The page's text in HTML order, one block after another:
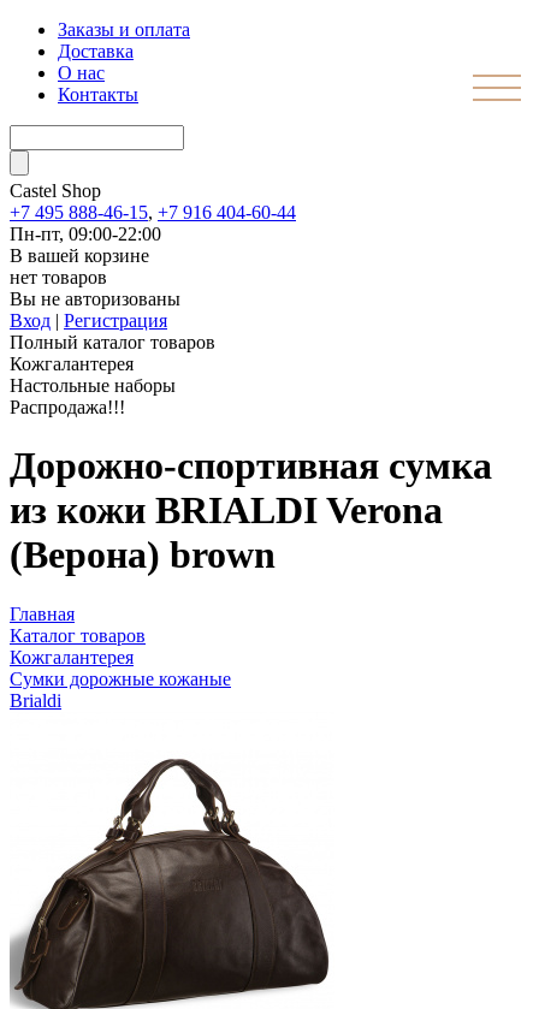
Заказы и оплата
Доставка
О нас
Контакты
Castel Shop
+7 495 888-46-15, +7 916 404-60-44
Пн-пт, 09:00-22:00
В вашей корзине
нет товаров
Вы не авторизованы
Вход | Регистрация
Полный каталог товаров
Кожгалантерея
Настольные наборы
Распродажа!!!
Дорожно-спортивная сумка
из кожи BRIALDI Verona
(Верона) brown
Главная
Каталог товаров
Кожгалантерея
Сумки дорожные кожаные
Brialdi